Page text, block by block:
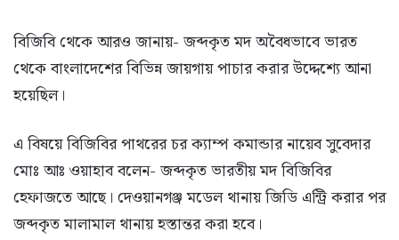
বিজিবি থেকে আরও জানায়- জব্দকৃত মদ অবৈধভাবে ভারত
থেকে বাংলাদেশের বিভিন্ন জায়গায় পাচার করার উদ্দেশ্যে আনা
হয়েছিল।
এ বিষয়ে বিজিবির পাথরের চর ক্যাম্প কমান্ডার নায়েব সুবেদার
মোঃ আঃ ওয়াহাব বলেন- জব্দকৃত ভারতীয় মদ বিজিবির
হেফাজতে আছে। দেওয়ানগঞ্জ মডেল থানায় জিডি এন্ট্রি করার পর
জব্দকৃত মালামাল থানায় হস্তান্তর করা হবে।